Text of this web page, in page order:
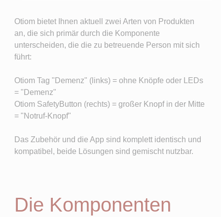
Otiom bietet Ihnen aktuell zwei Arten von Produkten
an, die sich primär durch die Komponente
unterscheiden, die die zu betreuende Person mit sich
führt:
Otiom Tag "Demenz" (links) = ohne Knöpfe oder LEDs
= "Demenz"
Otiom SafetyButton (rechts) = großer Knopf in der Mitte
= "Notruf-Knopf"
Das Zubehör und die App sind komplett identisch und
kompatibel, beide Lösungen sind gemischt nutzbar.
Die Komponenten